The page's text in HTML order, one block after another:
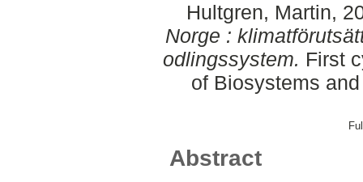
Hultgren, Martin,
Norge :
odlingssystem. First
of Biosystems
Abstract